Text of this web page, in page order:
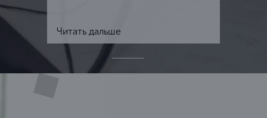
Читать дальше